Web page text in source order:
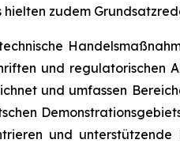
zudem
und
und umfassen
und